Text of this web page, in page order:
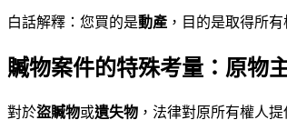
白話解釋：您買的是動產 ，目的是取得所
贓物案件的特殊考量：原物
對於盜贓物或遺失物 ，法律對原所有權人